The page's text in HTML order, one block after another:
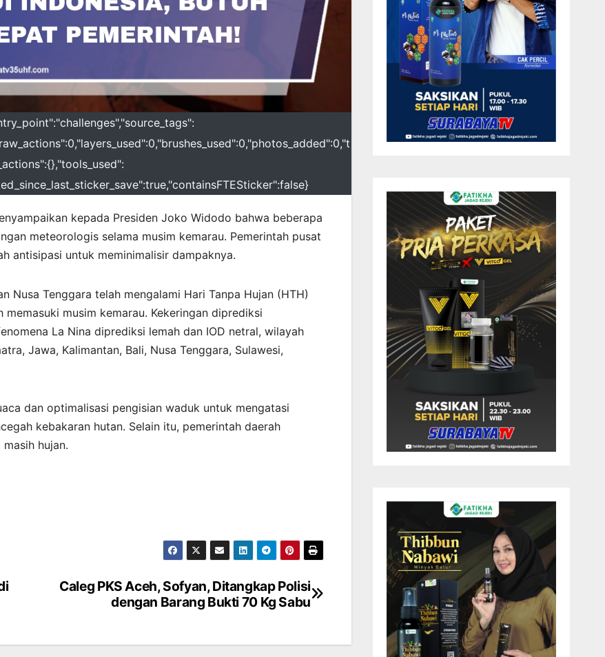
kepada Presiden Joko Widodo bahwa beberapa
meteorologis selama musim kemarau. Pemerintah pusat
antisipasi untuk meminimalisir dampaknya.
Nusa Tenggara telah mengalami Hari Tanpa Hujan (HTH)
musim kemarau. Kekeringan diprediksi
La Nina diprediksi lemah dan IOD netral, wilayah
Jawa, Kalimantan, Bali, Nusa Tenggara, Sulawesi,
dan optimalisasi pengisian waduk untuk mengatasi
kebakaran hutan. Selain itu, pemerintah daerah
hujan.
Caleg PKS Aceh, Sofyan, Ditangkap Polisi
dengan Barang Bukti 70 Kg Sabu